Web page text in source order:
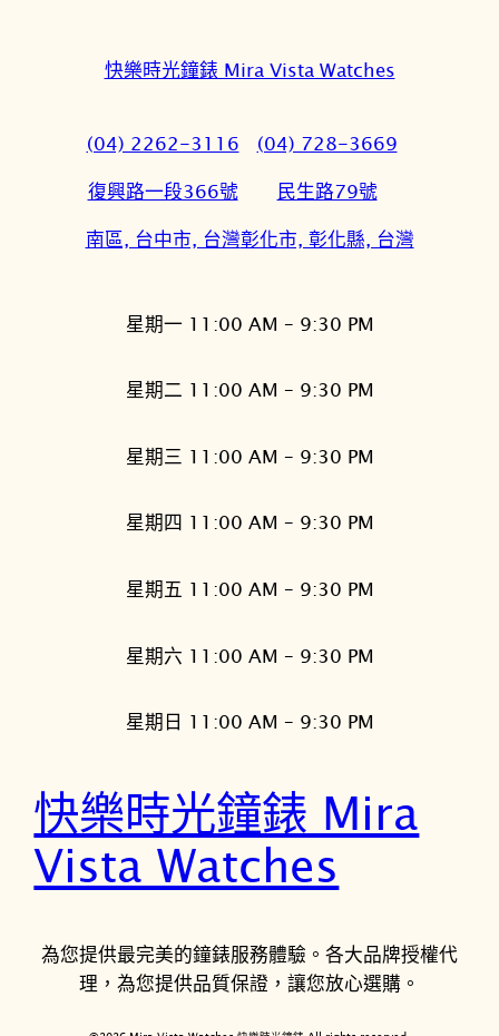
快樂時光鐘錶 Mira Vista Watches
(04) 2262-3116
復興路一段366號
南區, 台中市, 台灣
(04) 728-3669
民生路79號
彰化市, 彰化縣, 台灣
星期一 11:00 AM – 9:30 PM
星期二 11:00 AM – 9:30 PM
星期三 11:00 AM – 9:30 PM
星期四 11:00 AM – 9:30 PM
星期五 11:00 AM – 9:30 PM
星期六 11:00 AM – 9:30 PM
星期日 11:00 AM – 9:30 PM
快樂時光鐘錶 Mira
Vista Watches
為您提供最完美的鐘錶服務體驗。各大品牌授權代
理，為您提供品質保證，讓您放心選購。